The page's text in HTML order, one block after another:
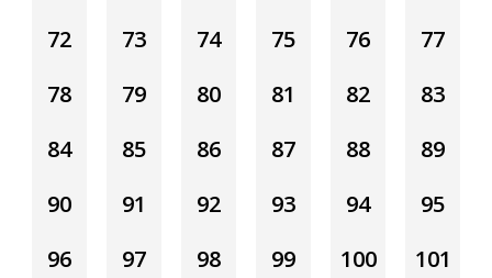
72
73 74 75 76
77
78
79 80 81 82
83
84
85 86 87 88
89
90
91 92 93 94
95
96
97 98 99 100
101